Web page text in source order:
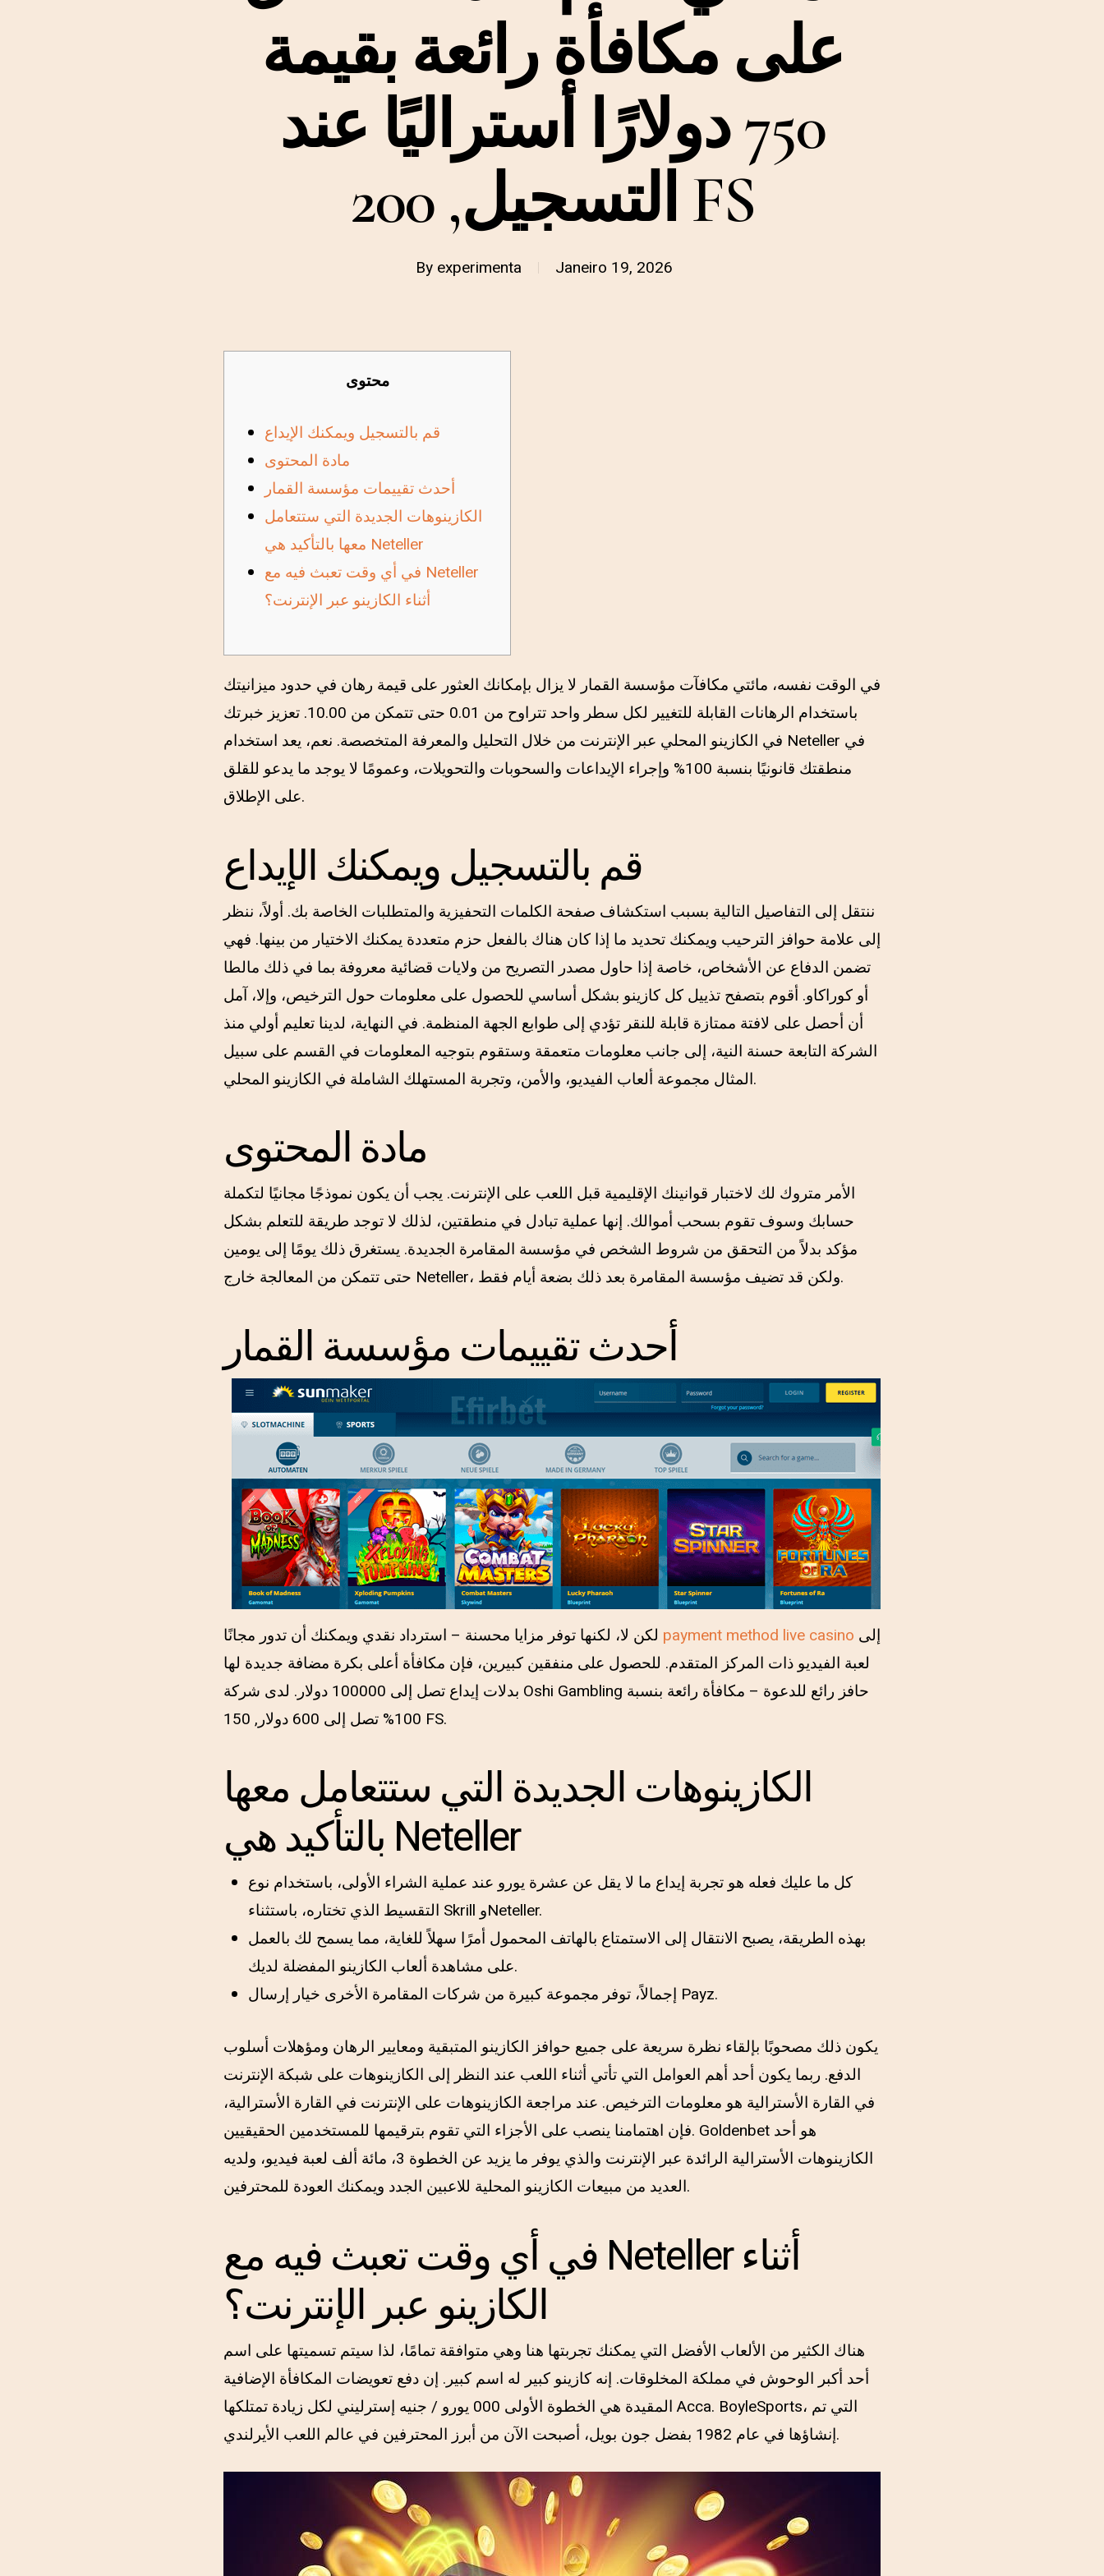
على مكافأة رائعة بقيمة
750 دولارًا أستراليًا عند
التسجيل, 200 FS
By experimenta Janeiro 19, 2026
محتوى
قم بالتسجيل ويمكنك الإيداع
مادة المحتوى
أحدث تقييمات مؤسسة القمار
الكازينوهات الجديدة التي ستتعامل
معها بالتأكيد هي Neteller
في أي وقت تعبث فيه مع Neteller
أثناء الكازينو عبر الإنترنت؟
في الوقت نفسه، مائتي مكافآت مؤسسة القمار لا يزال بإمكانك العثور على قيمة رهان في حدود ميزانيتك
باستخدام الرهانات القابلة للتغيير لكل سطر واحد تتراوح من 0.01 حتى تتمكن من 10.00. تعزيز خبرتك
في الكازينو المحلي عبر الإنترنت من خلال التحليل والمعرفة المتخصصة. نعم، يعد استخدام Neteller في
منطقتك قانونيًا بنسبة 100% وإجراء الإيداعات والسحوبات والتحويلات، وعمومًا لا يوجد ما يدعو للقلق
على الإطلاق.
قم بالتسجيل ويمكنك الإيداع
ننتقل إلى التفاصيل التالية بسبب استكشاف صفحة الكلمات التحفيزية والمتطلبات الخاصة بك. أولاً، ننظر
إلى علامة حوافز الترحيب ويمكنك تحديد ما إذا كان هناك بالفعل حزم متعددة يمكنك الاختيار من بينها. فهي
تضمن الدفاع عن الأشخاص، خاصة إذا حاول مصدر التصريح من ولايات قضائية معروفة بما في ذلك مالطا
أو كوراكاو. أقوم بتصفح تذييل كل كازينو بشكل أساسي للحصول على معلومات حول الترخيص، وإلا، آمل
أن أحصل على لافتة ممتازة قابلة للنقر تؤدي إلى طوابع الجهة المنظمة. في النهاية، لدينا تعليم أولي منذ
الشركة التابعة حسنة النية، إلى جانب معلومات متعمقة وستقوم بتوجيه المعلومات في القسم على سبيل
المثال مجموعة ألعاب الفيديو، والأمن، وتجربة المستهلك الشاملة في الكازينو المحلي.
مادة المحتوى
الأمر متروك لك لاختبار قوانينك الإقليمية قبل اللعب على الإنترنت. يجب أن يكون نموذجًا مجانيًا لتكملة
حسابك وسوف تقوم بسحب أموالك. إنها عملية تبادل في منطقتين، لذلك لا توجد طريقة للتعلم بشكل
مؤكد بدلاً من التحقق من شروط الشخص في مؤسسة المقامرة الجديدة. يستغرق ذلك يومًا إلى يومين
حتى تتمكن من المعالجة خارج Neteller، ولكن قد تضيف مؤسسة المقامرة بعد ذلك بضعة أيام فقط.
أحدث تقييمات مؤسسة القمار
payment method live casino
لعبة الفيديو ذات المركز المتقدم. للحصول على منفقين كبيرين، فإن مكافأة أعلى بكرة مضافة جديدة لها
بدلات إيداع تصل إلى 100000 دولار. لدى شركة Oshi Gambling حافز رائع للدعوة – ​​مكافأة رائعة بنسبة
100% تصل إلى 600 دولار, 150 FS.
الكازينوهات الجديدة التي ستتعامل معها
بالتأكيد هي Neteller
كل ما عليك فعله هو تجربة إيداع ما لا يقل عن عشرة يورو عند عملية الشراء الأولى، باستخدام نوع
التقسيط الذي تختاره، باستثناء Skrill وNeteller.
بهذه الطريقة، يصبح الانتقال إلى الاستمتاع بالهاتف المحمول أمرًا سهلاً للغاية، مما يسمح لك بالعمل
على مشاهدة ألعاب الكازينو المفضلة لديك.
إجمالاً، توفر مجموعة كبيرة من شركات المقامرة الأخرى خيار إرسال Payz.
يكون ذلك مصحوبًا بإلقاء نظرة سريعة على جميع حوافز الكازينو المتبقية ومعايير الرهان ومؤهلات أسلوب
الدفع. ربما يكون أحد أهم العوامل التي تأتي أثناء اللعب عند النظر إلى الكازينوهات على شبكة الإنترنت
في القارة الأسترالية هو معلومات الترخيص. عند مراجعة الكازينوهات على الإنترنت في القارة الأسترالية،
فإن اهتمامنا ينصب على الأجزاء التي تقوم بترقيمها للمستخدمين الحقيقيين. Goldenbet هو أحد
الكازينوهات الأسترالية الرائدة عبر الإنترنت والذي يوفر ما يزيد عن الخطوة 3، مائة ألف لعبة فيديو، ولديه
العديد من مبيعات الكازينو المحلية للاعبين الجدد ويمكنك العودة للمحترفين.
في أي وقت تعبث فيه مع Neteller أثناء
الكازينو عبر الإنترنت؟
هناك الكثير من الألعاب الأفضل التي يمكنك تجربتها هنا وهي متوافقة تمامًا، لذا سيتم تسميتها على اسم
أحد أكبر الوحوش في مملكة المخلوقات. إنه كازينو كبير له اسم كبير. إن دفع تعويضات المكافأة الإضافية
المقيدة هي الخطوة الأولى 000 يورو / جنيه إسترليني لكل زيادة تمتلكها Acca. BoyleSports، التي تم
إنشاؤها في عام 1982 بفضل جون بويل، أصبحت الآن من أبرز المحترفين في عالم اللعب الأيرلندي.